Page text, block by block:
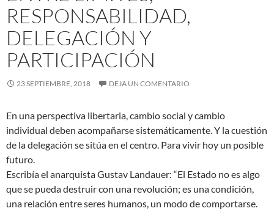
RESPONSABILIDAD,
DELEGACIÓN Y
PARTICIPACIÓN
23 SEPTIEMBRE, 2018 DEJA UN COMENTARIO
En una perspectiva libertaria, cambio social y cambio
individual deben acompañarse sistemáticamente. Y la cuestión
de la delegación se sitúa en el centro. Para vivir hoy un posible
futuro.
Escribía el anarquista Gustav Landauer: “El Estado no es algo
que se pueda destruir con una revolución; es una condición,
una relación entre seres humanos, un modo de comportarse.